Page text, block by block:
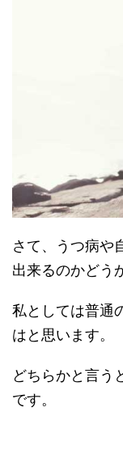
さて、うつ病や
出来るのかどう
私としては普通
はと思います。
どちらかと言う
です。